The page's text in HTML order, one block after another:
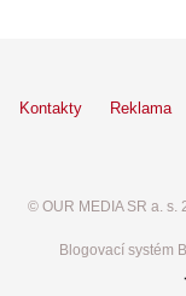
Kontakty Reklama
© OUR MEDIA SR a. s.
Blogovací systém